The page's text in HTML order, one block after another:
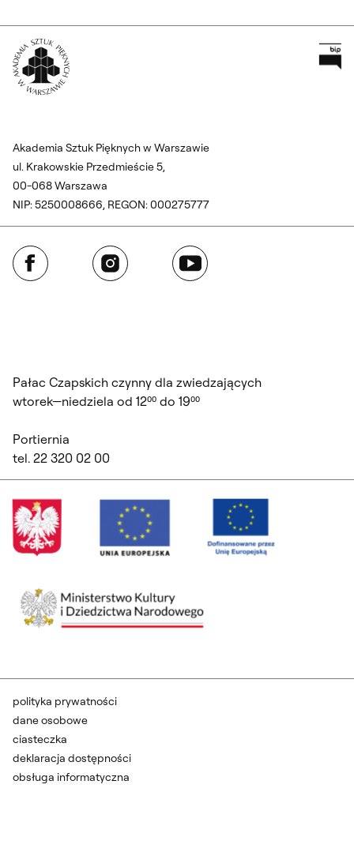
Akademia Sztuk Pięknych w Warszawie
ul. Krakowskie Przedmieście 5,
00-068 Warszawa
NIP: 5250008666, REGON: 000275777
Facebook Instagram YouTube
Pałac Czapskich czynny dla zwiedzających
wtorek—niedziela od 12⁰⁰ do 19⁰⁰
Portiernia
tel. 22 320 02 00
polityka prywatności
dane osobowe
ciasteczka
deklaracja dostępności
obsługa informatyczna